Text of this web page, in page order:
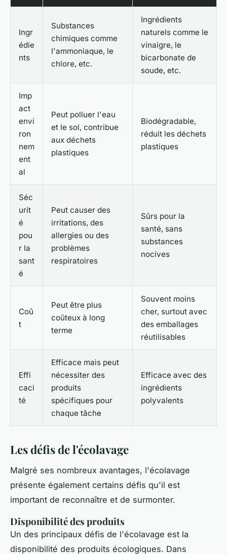
Ingr
édie
nts
Substances
chimiques comme
l'ammoniaque, le
chlore, etc.
Ingrédients
naturels comme le
vinaigre, le
bicarbonate de
soude, etc.
Imp
act
envi
ron
nem
ent
al
Peut polluer l'eau
et le sol, contribue
aux déchets
plastiques
Biodégradable,
réduit les déchets
plastiques
Séc
urit
é
pou
r la
sant
é
Peut causer des
irritations, des
allergies ou des
problèmes
respiratoires
Sûrs pour la
santé, sans
substances
nocives
Coû
t
Peut être plus
coûteux à long
terme
Souvent moins
cher, surtout avec
des emballages
réutilisables
Effi
caci
té
Efficace mais peut
nécessiter des
produits
spécifiques pour
chaque tâche
Efficace avec des
ingrédients
polyvalents
Les défis de l'écolavage
Malgré ses nombreux avantages, l'écolavage
présente également certains défis qu'il est
important de reconnaître et de surmonter.
Disponibilité des produits
Un des principaux défis de l'écolavage est la
disponibilité des produits écologiques. Dans